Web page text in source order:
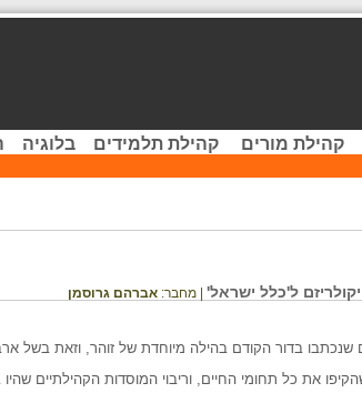
קהילת מורים קהילת תלמידים בלוגיה
ל'כלל ישראל' | מחבר: אברהם גרוסמן
שנכתבו בדור הקודם בהילה מיוחדת של זוהר, וזאת בשל